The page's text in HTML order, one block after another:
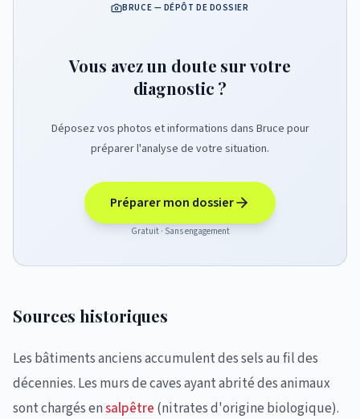
BRUCE — DÉPÔT DE DOSSIER
Vous avez un doute sur votre
diagnostic ?
Déposez vos photos et informations dans Bruce pour
préparer l'analyse de votre situation.
Préparer mon dossier
Gratuit · Sans engagement
Sources historiques
Les bâtiments anciens accumulent des sels au fil des
décennies. Les murs de caves ayant abrité des animaux
sont chargés ensalpêtre (nitrates d'origine biologique).